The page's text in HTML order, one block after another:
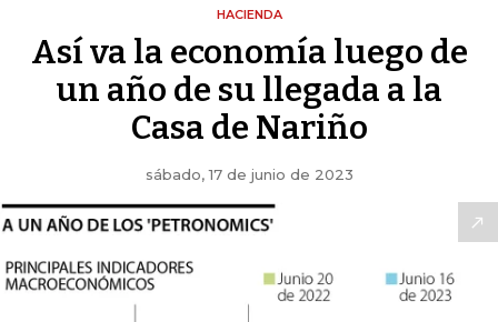
HACIENDA
Así va la economía luego de
un año de su llegada a la
Casa de Nariño
sábado, 17 de junio de 2023